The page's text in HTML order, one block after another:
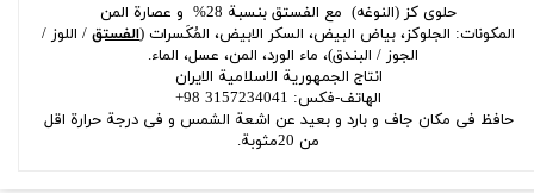
حلوی کز (النوغه) مع الفستق بنسبة 28% و عصارة المن
المکونات: الجلوکز، بیاض البیض، السکر الابیض، المُكَسرات (الفستق/ اللوز /
الجوز / البندق)، ماء الورد، المن، عسل، الماء.
انتاج الجمهوریة الاسلامیة الایران
الهاتف-فکس: 3157234041 98+
حافظ فی مکان جاف و بارد و بعید عن اشعة الشمس و فی درجة حرارة اقل
من 20مثوبة.